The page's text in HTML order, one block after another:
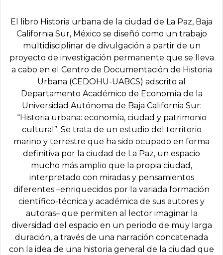
El libro Historia urbana de la ciudad de La Paz, Baja
California Sur, México se diseñó como un trabajo
multidisciplinar de divulgación a partir de un
proyecto de investigación permanente que se lleva
a cabo en el Centro de Documentación de Historia
Urbana (CEDOHU-UABCS) adscrito al
Departamento Académico de Economía de la
Universidad Autónoma de Baja California Sur:
“Historia urbana: economía, ciudad y patrimonio
cultural”. Se trata de un estudio del territorio
marino y terrestre que ha sido ocupado en forma
definitiva por la ciudad de La Paz, un espacio
mucho más amplio que la propia ciudad,
interpretado con miradas y pensamientos
diferentes –enriquecidos por la variada formación
científico-técnica y académica de sus autores y
autoras– que permiten al lector imaginar la
diversidad del espacio en un periodo de muy larga
duración, a través de una narración concatenada
con la idea de una historia general de la ciudad que